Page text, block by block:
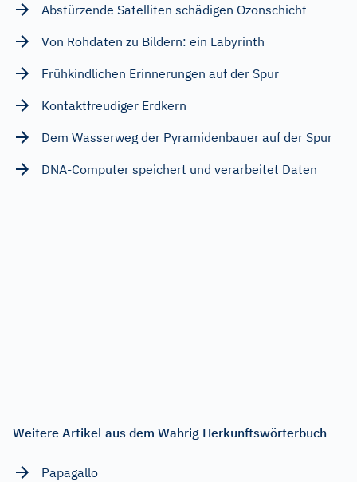
Abstürzende Satelliten schädigen Ozonschicht
Von Rohdaten zu Bildern: ein Labyrinth
Frühkindlichen Erinnerungen auf der Spur
Kontaktfreudiger Erdkern
Dem Wasserweg der Pyramidenbauer auf der Spur
DNA-Computer speichert und verarbeitet Daten
Weitere Artikel aus dem Wahrig Herkunftswörterbuch
Papagallo